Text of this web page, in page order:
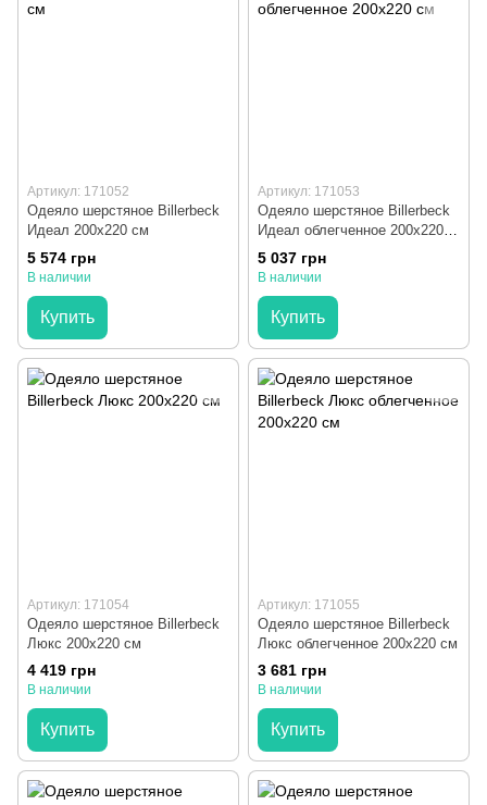
Артикул: 171052
Одеяло шерстяное Billerbeck
Идеал 200x220 см
5 574 грн
В наличии
Купить
Артикул: 171053
Одеяло шерстяное Billerbeck
Идеал облегченное 200x220
см
5 037 грн
В наличии
Купить
Артикул: 171054
Одеяло шерстяное Billerbeck
Люкс 200x220 см
4 419 грн
В наличии
Купить
Артикул: 171055
Одеяло шерстяное Billerbeck
Люкс облегченное 200x220 см
3 681 грн
В наличии
Купить